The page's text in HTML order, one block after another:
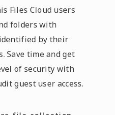
Files Cloud users
folders with
by their
Save time and get
of security with
guest user access.